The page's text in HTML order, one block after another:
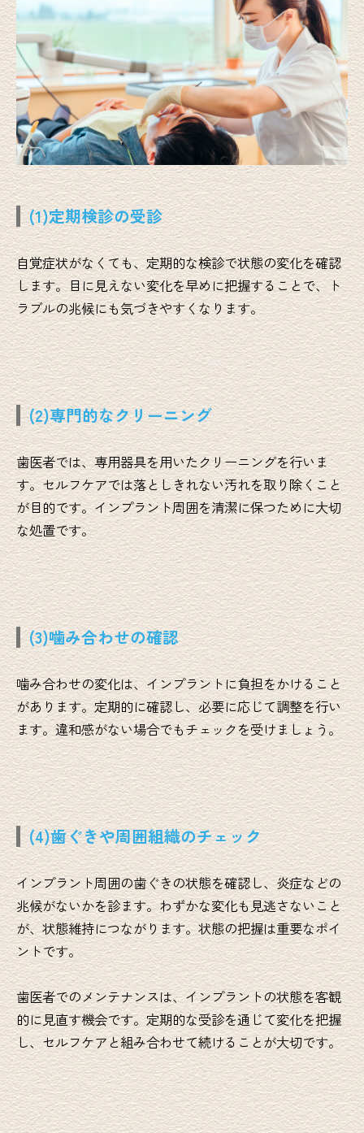
(1)定期検診の受診
自覚症状がなくても、定期的な検診で状態の変化を確認
します。目に見えない変化を早めに把握することで、ト
ラブルの兆候にも気づきやすくなります。
(2)専門的なクリーニング
歯医者では、専用器具を用いたクリーニングを行いま
す。セルフケアでは落としきれない汚れを取り除くこと
が目的です。インプラント周囲を清潔に保つために大切
な処置です。
(3)噛み合わせの確認
噛み合わせの変化は、インプラントに負担をかけること
があります。定期的に確認し、必要に応じて調整を行い
ます。違和感がない場合でもチェックを受けましょう。
(4)歯ぐきや周囲組織のチェック
インプラント周囲の歯ぐきの状態を確認し、炎症などの
兆候がないかを診ます。わずかな変化も見逃さないこと
が、状態維持につながります。状態の把握は重要なポイ
ントです。
歯医者でのメンテナンスは、インプラントの状態を客観
的に見直す機会です。定期的な受診を通じて変化を把握
し、セルフケアと組み合わせて続けることが大切です。